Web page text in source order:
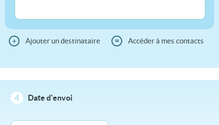
+ Ajouter un destinataire ≡ Accéder à mes contacts
4 Date d'envoi